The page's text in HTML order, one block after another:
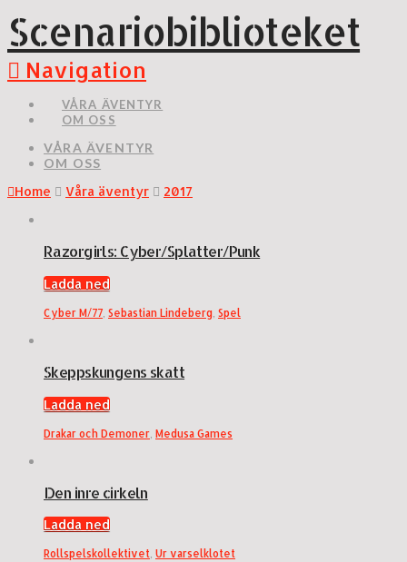
Scenariobiblioteket
Navigation
VÅRA ÄVENTYR
OM OSS
VÅRA ÄVENTYR
OM OSS
Home
Våra äventyr 2017
Razorgirls: Cyber/Splatter/Punk
Ladda ned
Cyber M/77 Sebastian Lindeberg Spel
Skeppskungens skatt
Ladda ned
Drakar och Demoner Medusa Games
Den inre cirkeln
Ladda ned
Rollspelskollektivet, Ur varselklotet